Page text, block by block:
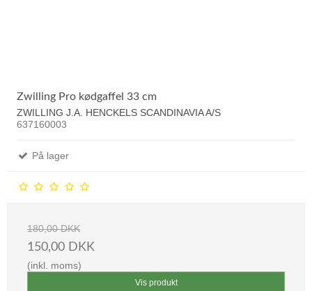
Zwilling Pro kødgaffel 33 cm
ZWILLING J.A. HENCKELS SCANDINAVIA A/S
637160003
På lager
180,00 DKK
150,00 DKK
(inkl. moms)
Vis produkt